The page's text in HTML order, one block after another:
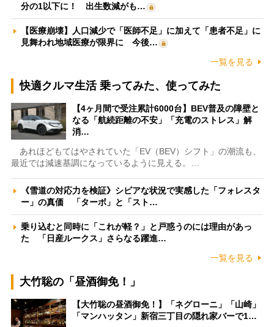
分の1以下に！ 出生数減がも…
【医療崩壊】人口減少で「医師不足」に加えて「患者不足」に
見舞われ地域医療が限界に 今後…
一覧を見る
快適クルマ生活 乗ってみた、使ってみた
【4ヶ月間で受注累計6000台】BEV普及の障壁と
なる「航続距離の不安」「充電のストレス」解
消…
あれほどもてはやされていた「EV（BEV）シフト」の潮流も、
最近では減速基調になっているように見える。…
《雪道の対応力を検証》シビアな状況で実感した「フォレスタ
ー」の真価 「ターボ」と「スト…
乗り込むと同時に「これが軽？」と戸惑うのには理由があっ
た 「日産ルークス」さらなる躍進…
一覧を見る
大竹聡の「昼酒御免！」
【大竹聡の昼酒御免！】「ネグローニ」「山崎」
「マンハッタン」新宿三丁目の隠れ家バーで1…